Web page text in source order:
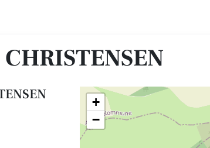
+
−